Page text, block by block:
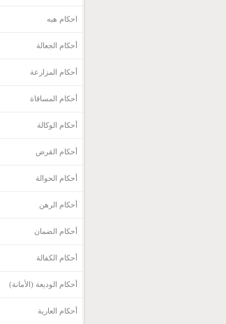
احکام هبه
أحكام الجعالة
أحكام المزارعة
أحكام المساقاة
أحكام الوكالة
أحكام القرض
أحكام الحوالة
أحكام الرهن
أحكام الضمان
أحكام الكفالة
أحكام الوديعة (الأمانة)
أحكام العارية